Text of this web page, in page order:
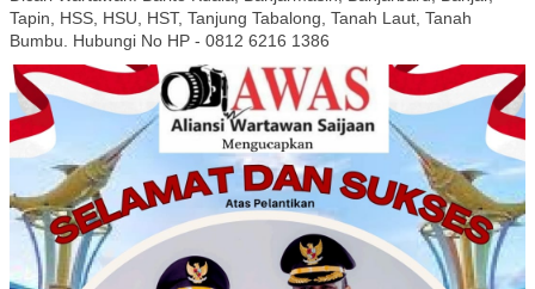
Tapin, HSS, HSU, HST, Tanjung Tabalong, Tanah Laut, Tanah
Bumbu. Hubungi No HP - 0812 6216 1386